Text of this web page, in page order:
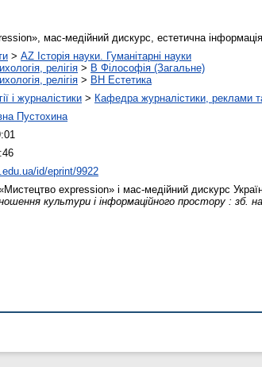
мас-медійний дискурс, естетична
> AZ Історія науки. Гуманітарні науки
релігія > B Філософія (Загальне)
релігія > BH Естетика
і журналістики > Кафедра журналістики, реклами
Пустохина
id/eprint/9922
expression» і мас-медійний дискурс
культури і інформаційного простору :